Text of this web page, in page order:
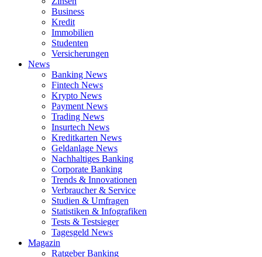
Business
Kredit
Immobilien
Studenten
Versicherungen
News
Banking News
Fintech News
Krypto News
Payment News
Trading News
Insurtech News
Kreditkarten News
Geldanlage News
Nachhaltiges Banking
Corporate Banking
Trends & Innovationen
Verbraucher & Service
Studien & Umfragen
Statistiken & Infografiken
Tests & Testsieger
Tagesgeld News
Magazin
Ratgeber Banking